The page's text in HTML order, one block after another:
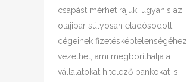
csapást mérhet rájuk, ugyanis az
olajipar súlyosan eladósodott
cégeinek fizetésképtelenségéhez
vezethet, ami megboríthatja a
vállalatokat hitelező bankokat is.